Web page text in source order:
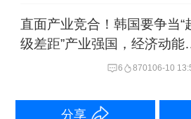
所以引发关注，“首先当
对逝者加了一个定语，
的主审法官，所以很多
直面产业竞合！韩国要争当“
级差距”产业强国，经济动能
6 870106-10
分享